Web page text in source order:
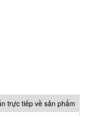
trực tiếp về sản phẩm